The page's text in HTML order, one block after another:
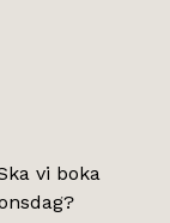
vi boka